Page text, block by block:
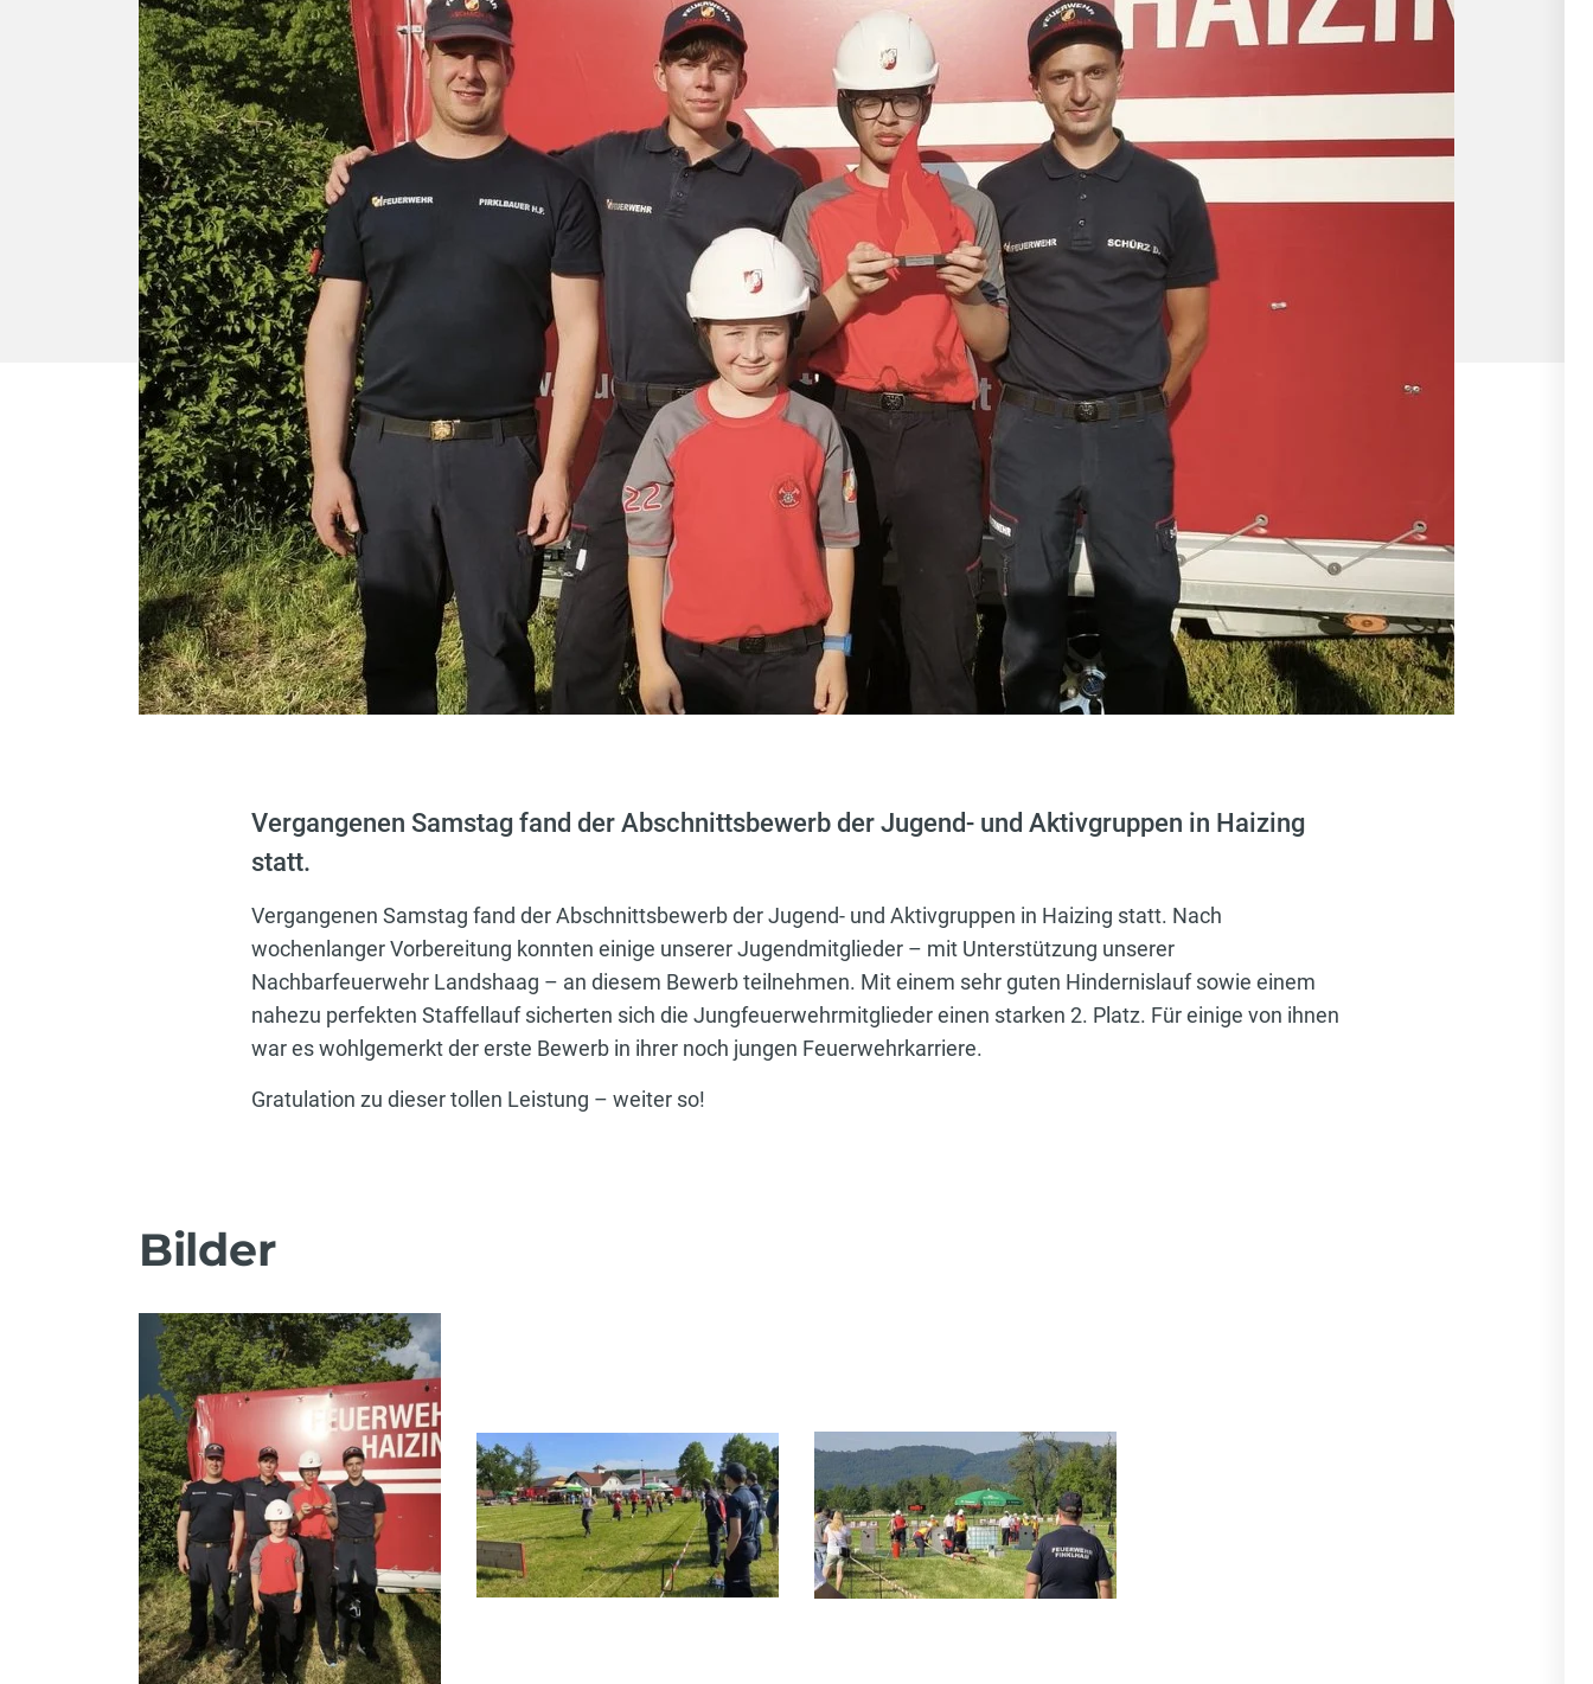
Vergangenen Samstag fand der Abschnittsbewerb der Jugend- und Aktivgruppen in Haizing
statt.
Vergangenen Samstag fand der Abschnittsbewerb der Jugend- und Aktivgruppen in Haizing statt. Nach
wochenlanger Vorbereitung konnten einige unserer Jugendmitglieder – mit Unterstützung unserer
Nachbarfeuerwehr Landshaag – an diesem Bewerb teilnehmen. Mit einem sehr guten Hindernislauf sowie einem
nahezu perfekten Staffellauf sicherten sich die Jungfeuerwehrmitglieder einen starken 2. Platz. Für einige von ihnen
war es wohlgemerkt der erste Bewerb in ihrer noch jungen Feuerwehrkarriere.
Gratulation zu dieser tollen Leistung – weiter so!
Bilder